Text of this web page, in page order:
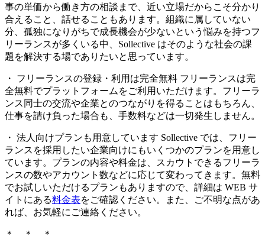
事の単価から働き方の相談まで、近い立場だからこそ分かり
合えること、話せることもあります。組織に属していない
分、孤独になりがちで成長機会が少ないという悩みを持つフ
リーランスが多くいる中、Sollective はそのような社会の課
題を解決する場でありたいと思っています。
・ フリーランスの登録・利用は完全無料 フリーランスは完
全無料でプラットフォームをご利用いただけます。フリーラ
ンス同士の交流や企業とのつながりを得ることはもちろん、
仕事を請け負った場合も、手数料などは一切発生しません。
・ 法人向けプランも用意しています Sollective では、フリー
ランスを採用したい企業向けにもいくつかのプランを用意し
ています。プランの内容や料金は、スカウトできるフリーラ
ンスの数やアカウント数などに応じて変わってきます。無料
でお試しいただけるプランもありますので、詳細は WEB サ
イトにある料金表をご確認ください。また、ご不明な点があ
れば、お気軽にご連絡ください。
＊ ＊ ＊